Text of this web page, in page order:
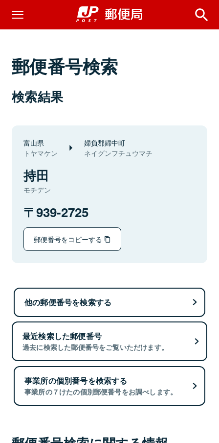
郵便番号検索
検索結果
富山県
トヤマケン
婦負郡婦中町
ネイグンフチュウマチ
持田
モチデン
939-2725
郵便番号をコピーする
他の郵便番号を検索する
最近検索した郵便番号
過去に検索した郵便番号をご覧いただけます。
事業所の個別番号を検索する
事業所の７けたの個別郵便番号をお調べします。